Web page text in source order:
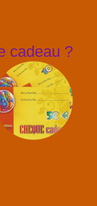
cadeau ?